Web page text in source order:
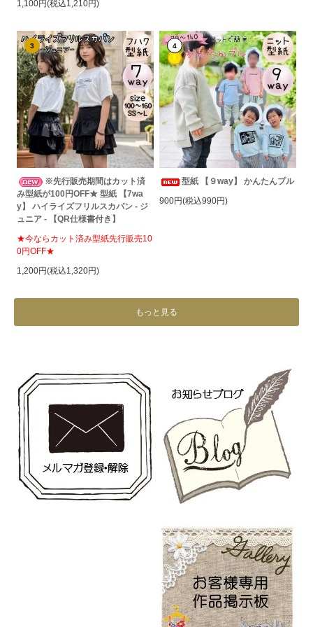
1,100円(税込1,210円)
3
※先行販売期間はカット済
み型紙が100円OFF★ 型紙 【7wa
y】 ハイライズフリルスカパン - ジ
ュニア - 【QR仕様書付き】
★今ならカット済み型紙先行販売10
0円OFF★
1,200円(税込1,320円)
4
型紙 【９way】 かんたんプル
900円(税込990円)
もっと見る